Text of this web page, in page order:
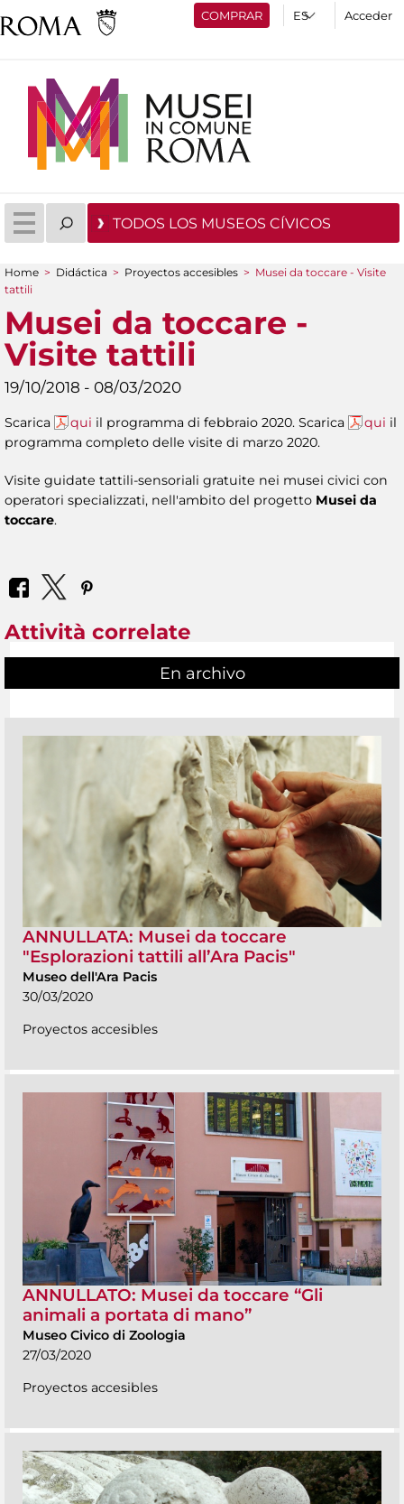
COMPRAR Acceder
TODOS LOS MUSEOS CÍVICOS
You are here
Home > Didáctica > Proyectos accesibles > Musei da toccare - Visite
tattili
Musei da toccare -
Visite tattili
19/10/2018 - 08/03/2020
Scarica qui il programma di febbraio 2020. Scarica qui il
programma completo delle visite di marzo 2020.
Visite guidate tattili-sensoriali gratuite nei musei civici con
operatori specializzati, nell'ambito del progetto Musei da
toccare.
Attività correlate
En archivo
ANNULLATA: Musei da toccare
"Esplorazioni tattili all’Ara Pacis"
Museo dell'Ara Pacis
30/03/2020
Proyectos accesibles
ANNULLATO: Musei da toccare “Gli
animali a portata di mano”
Museo Civico di Zoologia
27/03/2020
Proyectos accesibles